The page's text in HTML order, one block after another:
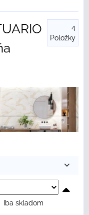
4
Položky
Iba skladom